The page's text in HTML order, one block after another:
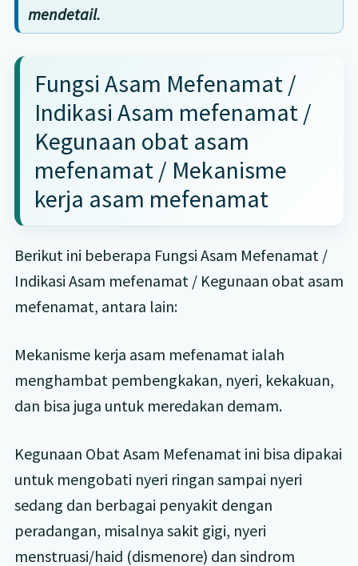
mendetail.
Fungsi Asam Mefenamat /
Indikasi Asam mefenamat /
Kegunaan obat asam
mefenamat / Mekanisme
kerja asam mefenamat
Berikut ini beberapa Fungsi Asam Mefenamat /
Indikasi Asam mefenamat / Kegunaan obat asam
mefenamat, antara lain:
Mekanisme kerja asam mefenamat ialah
menghambat pembengkakan, nyeri, kekakuan,
dan bisa juga untuk meredakan demam.
Kegunaan Obat Asam Mefenamat ini bisa dipakai
untuk mengobati nyeri ringan sampai nyeri
sedang dan berbagai penyakit dengan
peradangan, misalnya sakit gigi, nyeri
menstruasi/haid (dismenore) dan sindrom